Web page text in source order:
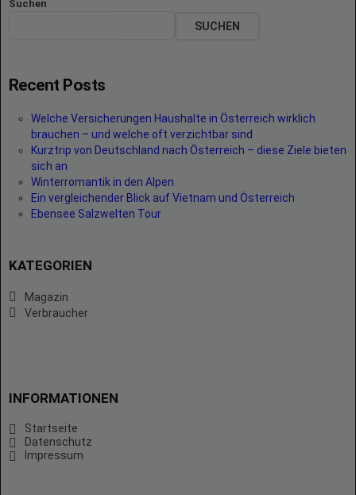
Suchen
SUCHEN
Recent Posts
Welche Versicherungen Haushalte in Österreich wirklich
brauchen – und welche oft verzichtbar sind
Kurztrip von Deutschland nach Österreich – diese Ziele bieten
sich an
Winterromantik in den Alpen
Ein vergleichender Blick auf Vietnam und Österreich
Ebensee Salzwelten Tour
KATEGORIEN
Magazin
Verbraucher
INFORMATIONEN
Startseite
Datenschutz
Impressum